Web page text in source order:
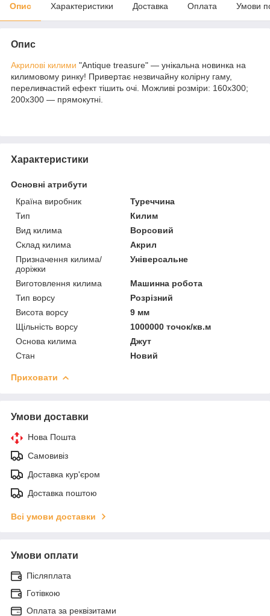
Опис Характеристики Доставка Оплата Умови
Опис
Акрилові килими "Antique treasure" — унікальна новинка на
килимовому ринку! Привертає незвичайну колірну гаму,
переливчастий ефект тішить очі. Можливі розміри: 160х300;
200х300 — прямокутні.
Характеристики
Основні атрибути
Країна виробник
Туреччина
Тип
Килим
Вид килима
Ворсовий
Склад килима
Акрил
Призначення килима/
доріжки
Універсальне
Виготовлення килима
Машинна робота
Тип ворсу
Розрізний
Висота ворсу
9 мм
Щільність ворсу
1000000 точок/кв.м
Основа килима
Джут
Стан
Новий
Приховати
Умови доставки
Нова Пошта
Самовивіз
Доставка кур'єром
Доставка поштою
Всі умови доставки
Умови оплати
Післяплата
Готівкою
Оплата за реквізитами